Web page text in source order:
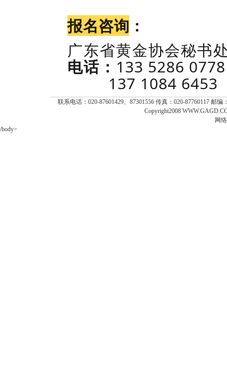
报名咨询 ：
广东省黄金协会秘书
电话： 133 5286
137 1084 6453
联系电话：020-87601429、87301556 传真：020-87760117 邮
Copyright2008
网
/body>